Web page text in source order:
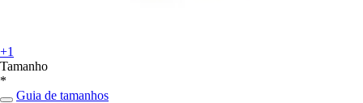
+1
Tamanho
*
Guia de tamanhos